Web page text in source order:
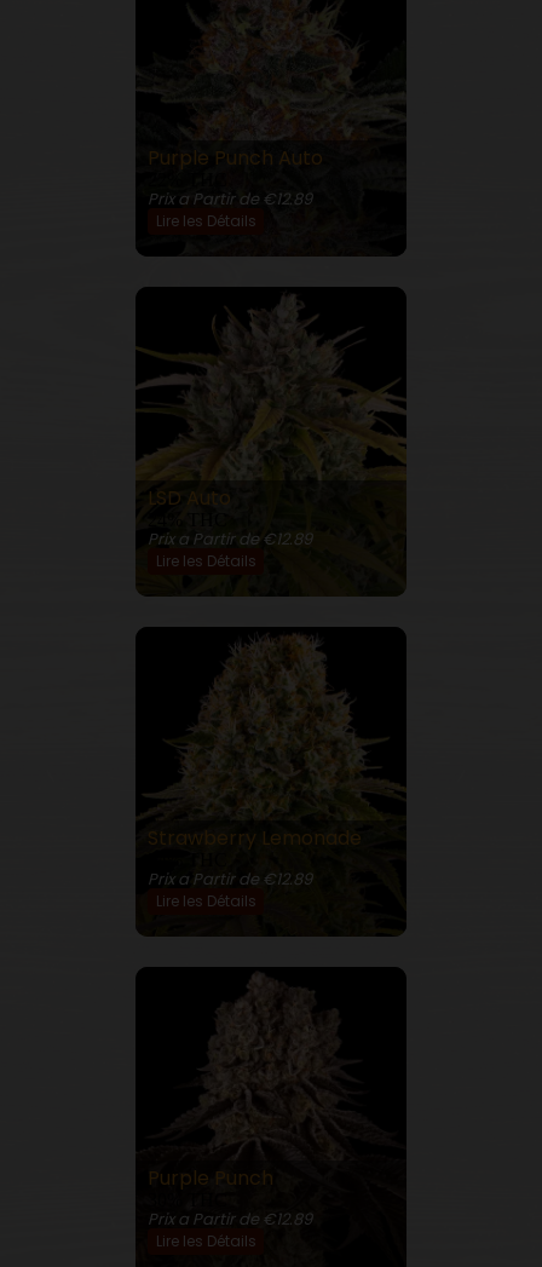
Purple Punch Auto
Prix a Partir de €12.89
Lire les Détails
LSD Auto
Prix a Partir de €12.89
Lire les Détails
Strawberry Lemonade
Prix a Partir de €12.89
Lire les Détails
Purple Punch
Prix a Partir de €12.89
Lire les Détails